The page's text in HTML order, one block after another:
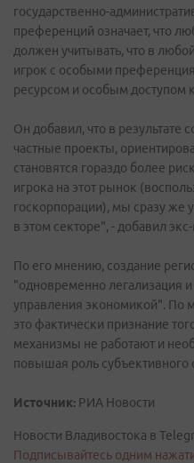
государственно-
преференций означает, что
должен учитывать, что в
игрок с особыми
ресурсом и особым доступом
Он добавил, что в результате
частные проекты,
становятся гораздо более
игрока на этот рынок
госкорпорации), мы сразу же
в этом секторе", - добавил
По его мнению, создание
"одновременно легализация
управления экономикой". По
это фактически признание
механизмы не работают и
повышая роль субъективного
Источник: РИА Новости
Новости Владивостока в
Подписывайтесь одним